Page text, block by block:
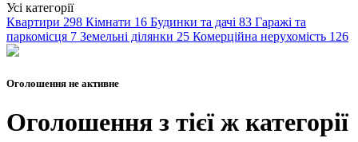
Усі категорії
Квартири 298 Кімнати 16 Будинки та дачі 83 Гаражі та
паркомісця 7 Земельні ділянки 25 Комерційна нерухомість 126
Оголошення не активне
Оголошення з тієї ж категорії